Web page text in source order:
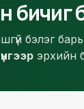
бичиг
бэлэг
эрхийн